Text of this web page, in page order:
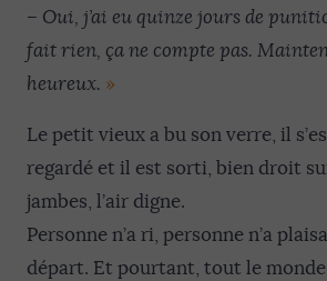
– Oui, j’ai eu quinze jours de
fait rien, ça ne compte pas.
heureux. »
Le petit vieux a bu son verre, il
regardé et il est sorti, bien droit
jambes, l’air digne.
Personne n’a ri, personne n’a
départ. Et pourtant, tout le